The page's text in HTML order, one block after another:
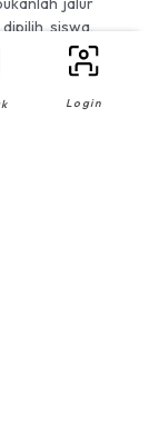
siswa,
ditawarkan
kekuatan
Saat ini,
Login